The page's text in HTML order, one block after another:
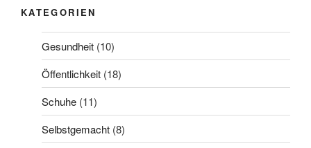
KATEGORIEN
Gesundheit (10)
Öffentlichkeit (18)
Schuhe (11)
Selbstgemacht (8)